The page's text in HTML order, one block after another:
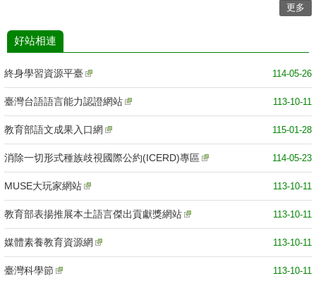
更多
好站相連
114-05-26
終身學習資源平臺
113-10-11
臺灣台語語言能力認證網站
115-01-28
教育部語文成果入口網
114-05-23
消除一切形式種族歧視國際公約(ICERD)專區
113-10-11
MUSE大玩家網站
113-10-11
教育部表揚推展本土語言傑出貢獻獎網站
113-10-11
媒體素養教育資源網
113-10-11
臺灣科學節